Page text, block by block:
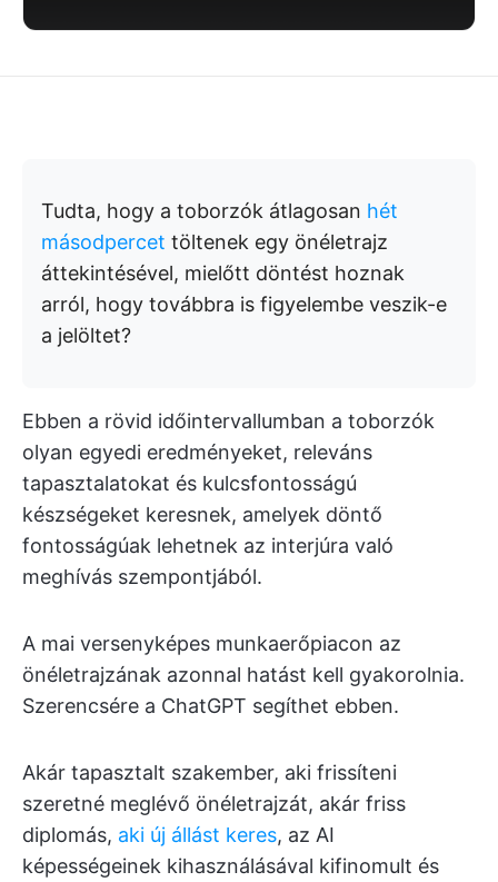
Tudta, hogy a toborzók átlagosan hét
másodpercet töltenek egy önéletrajz
áttekintésével, mielőtt döntést hoznak
arról, hogy továbbra is figyelembe veszik-e
a jelöltet?
Ebben a rövid időintervallumban a toborzók
olyan egyedi eredményeket, releváns
tapasztalatokat és kulcsfontosságú
készségeket keresnek, amelyek döntő
fontosságúak lehetnek az interjúra való
meghívás szempontjából.
A mai versenyképes munkaerőpiacon az
önéletrajzának azonnal hatást kell gyakorolnia.
Szerencsére a ChatGPT segíthet ebben.
Akár tapasztalt szakember, aki frissíteni
szeretné meglévő önéletrajzát, akár friss
diplomás, aki új állást keres, az AI
képességeinek kihasználásával kifinomult és